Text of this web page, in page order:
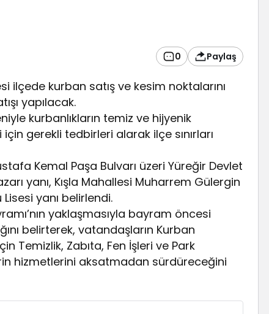
0 Paylaş
ilçede kurban satış ve kesim noktalarını
yapılacak.
kurbanlıkların temiz ve hijyenik
gerekli tedbirleri alarak ilçe sınırları
Kemal Paşa Bulvarı üzeri Yüreğir Devlet
yanı, Kışla Mahallesi Muharrem Gülergin
yanı belirlendi.
yaklaşmasıyla bayram öncesi
belirterek, vatandaşların Kurban
Temizlik, Zabıta, Fen İşleri ve Park
hizmetlerini aksatmadan sürdüreceğini